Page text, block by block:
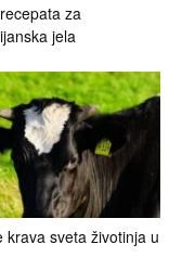
za
jela
krava sveta životinja u